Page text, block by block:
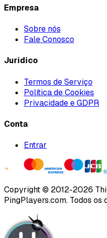
Empresa
Sobre nós
Fale Conosco
Jurídico
Termos de Serviço
Política de Cookies
Privacidade e GDPR
Conta
Entrar
Copyright © 2012-2026
PingPlayers.com. Todos os